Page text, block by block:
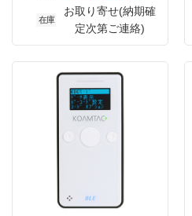
在庫
お取り寄せ(納期確
定次第ご連絡)